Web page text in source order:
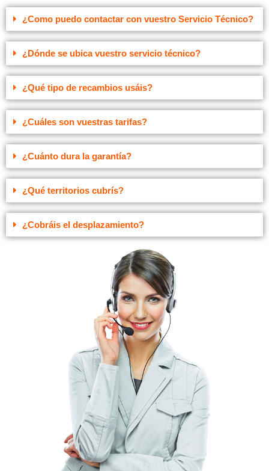
¿Como puedo contactar con vuestro Servicio Técnico?
¿Dónde se ubica vuestro servicio técnico?
¿Qué tipo de recambios usáis?
¿Cuáles son vuestras tarifas?
¿Cuánto dura la garantía?
¿Qué territorios cubrís?
¿Cobráis el desplazamiento?